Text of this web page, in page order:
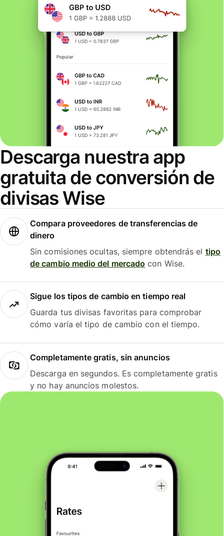
Descarga nuestra app
gratuita de conversión de
divisas Wise
Compara proveedores de transferencias de
dinero
Sin comisiones ocultas, siempre obtendrás el tipo
de cambio medio del mercado con Wise.
Sigue los tipos de cambio en tiempo real
Guarda tus divisas favoritas para comprobar
cómo varía el tipo de cambio con el tiempo.
Completamente gratis, sin anuncios
Descarga en segundos. Es completamente gratis
y no hay anuncios molestos.